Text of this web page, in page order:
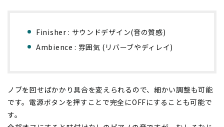
Finisher : サウンドデザイン(音の質感)
Ambience : 雰囲気 (リバーブやディレイ)
ノブを回せばかかり具合を変えられるので、細かい調整も可能
です。電源ボタンを押すことで完全にOFFにすることも可能で
す。